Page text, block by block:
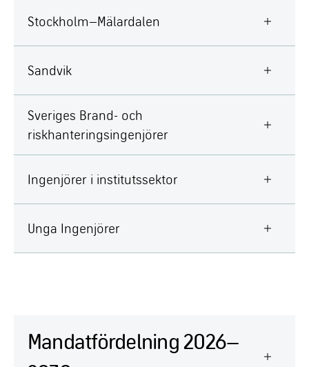
Stockholm–Mälardalen
Sandvik
Sveriges Brand- och
riskhanteringsingenjörer
Ingenjörer i institutssektor
Unga Ingenjörer
Mandatfördelning 2026–